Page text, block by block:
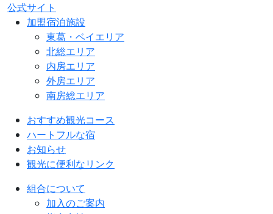
公式サイト
加盟宿泊施設
東葛・ベイエリア
北総エリア
内房エリア
外房エリア
南房総エリア
おすすめ観光コース
ハートフルな宿
お知らせ
観光に便利なリンク
組合について
加入のご案内